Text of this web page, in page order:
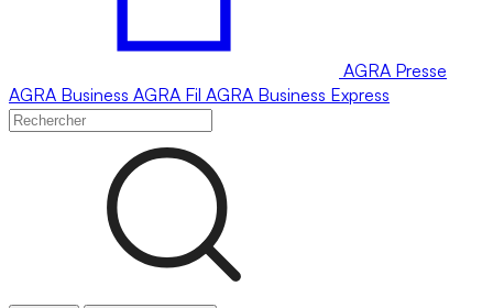
AGRA Presse
AGRA Business AGRA Fil AGRA Business Express